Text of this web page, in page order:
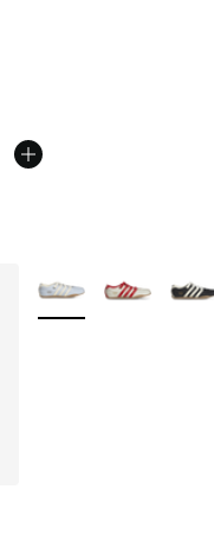
Plus de couleurs